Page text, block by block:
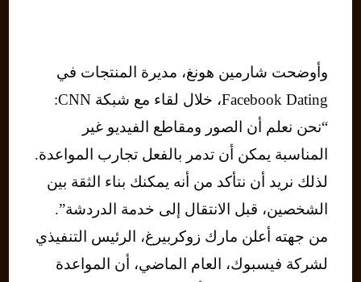
وأوضحت شارمين هونغ، مديرة المنتجات في
Facebook Dating، خلال لقاء مع شبكة CNN:
“نحن نعلم أن الصور ومقاطع الفيديو غير
المناسبة يمكن أن تدمر بالفعل تجارب المواعدة.
لذلك نريد أن نتأكد من أنه يمكنك بناء الثقة بين
الشخصين، قبل الانتقال إلى خدمة الدردشة”.
من جهته أعلن مارك زوكربيرغ، الرئيس التنفيذي
لشركة فيسبوك، العام الماضي، أن المواعدة